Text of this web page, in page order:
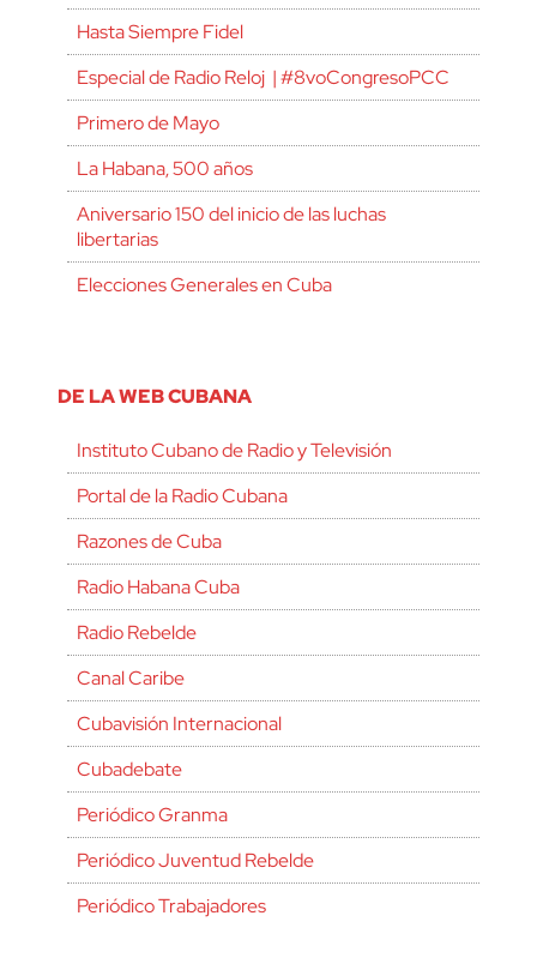
Hasta Siempre Fidel
Especial de Radio Reloj | #8voCongresoPCC
Primero de Mayo
La Habana, 500 años
Aniversario 150 del inicio de las luchas
libertarias
Elecciones Generales en Cuba
DE LA WEB CUBANA
Instituto Cubano de Radio y Televisión
Portal de la Radio Cubana
Razones de Cuba
Radio Habana Cuba
Radio Rebelde
Canal Caribe
Cubavisión Internacional
Cubadebate
Periódico Granma
Periódico Juventud Rebelde
Periódico Trabajadores